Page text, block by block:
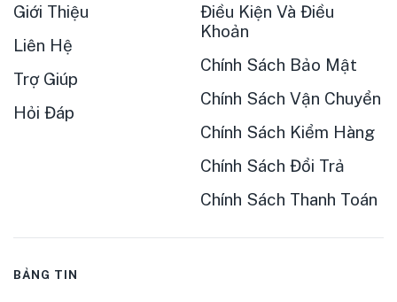
Giới Thiệu
Liên Hệ
Trợ Giúp
Hỏi Đáp
Điều Kiện Và Điều
Khoản
Chính Sách Bảo Mật
Chính Sách Vận Chuyển
Chính Sách Kiểm Hàng
Chính Sách Đổi Trả
Chính Sách Thanh Toán
BẢNG TIN